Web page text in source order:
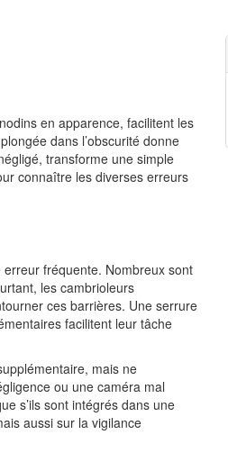
en apparence, facilitent les
dans l’obscurité donne
transforme une simple
connaître les diverses erreurs
fréquente. Nombreux sont
les cambrioleurs
ces barrières. Une serrure
facilitent leur tâche
mais ne
ou une caméra mal
s’ils sont intégrés dans une
aussi sur la vigilance